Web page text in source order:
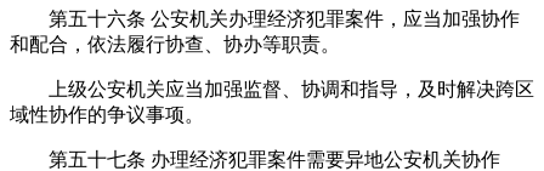
第五十六条 公安机关办理经济犯罪案件，应当加强协作
和配合，依法履行协查、协办等职责。
上级公安机关应当加强监督、协调和指导，及时解决跨区
域性协作的争议事项。
第五十七条 办理经济犯罪案件需要异地公安机关协作